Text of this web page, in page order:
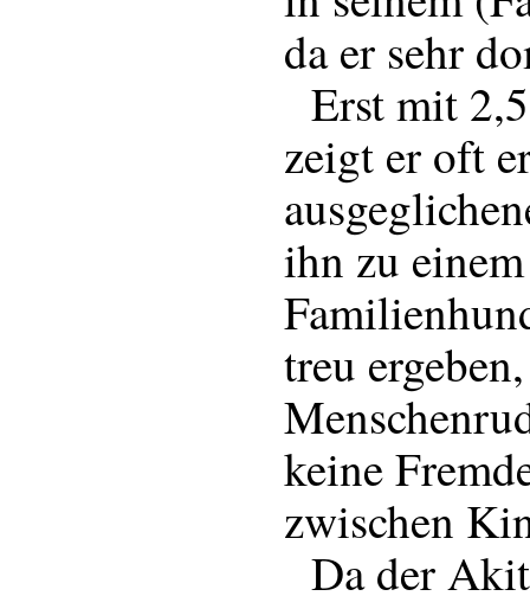
da er sehr
Erst mit
zeigt er oft
ihn zu
treu
keine
zwischen
Da der